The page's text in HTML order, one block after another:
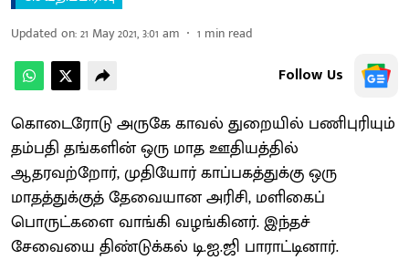
Updated on:21 May 2021, 3:01 am 1 min read
Follow Us
கொடைரோடு அருகே காவல் துறையில் பணிபுரியும்
தம்பதி தங்களின் ஒரு மாத ஊதியத்தில்
ஆதரவற்றோர், முதியோர் காப்பகத்துக்கு ஒரு
மாதத்துக்குத் தேவையான அரிசி, மளிகைப்
பொருட்களை வாங்கி வழங்கினர். இந்தச்
சேவையை திண்டுக்கல் டி.ஐ.ஜி பாராட்டினார்.